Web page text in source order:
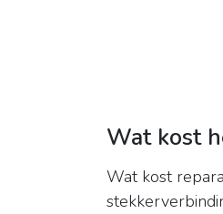
Wat kost
Wat kost